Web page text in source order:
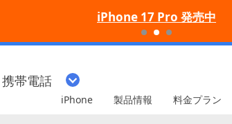
iPhone 17 Pro 発売中
帯電話
iPhone 製品情報 料金プラン